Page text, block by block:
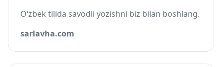
O‘zbek tilida savodli yozishni biz bilan boshlang.
sarlavha.com